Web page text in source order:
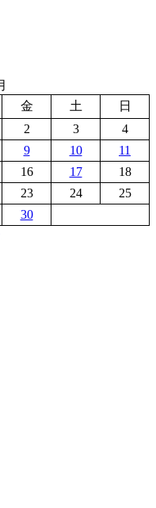
金 土
日
2 3
4
9 10
11
16 17
18
23 24
25
30